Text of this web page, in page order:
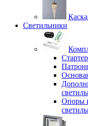
Светильники
Опоры